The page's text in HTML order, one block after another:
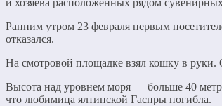
Ранним утром 23 февраля первым
отказался.
На смотровой площадке взял кошку в руки.
Высота над уровнем моря — больше 40
что любимица ялтинской Гаспры погибла.